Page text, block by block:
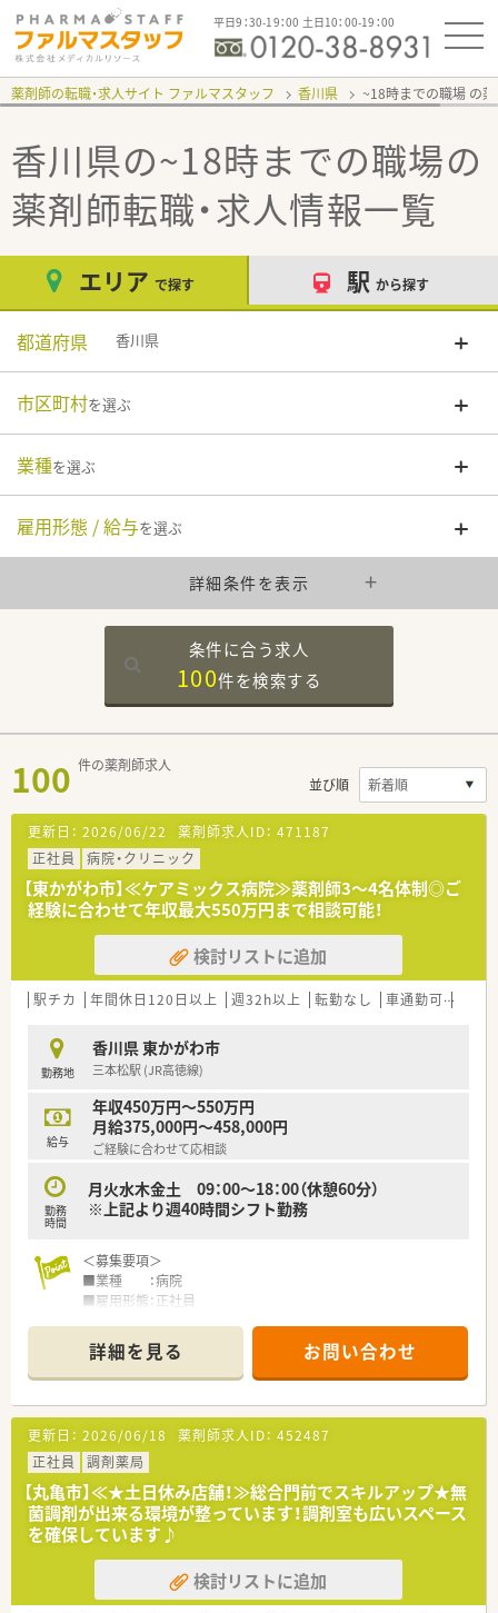
平日9：30-19：00 土日10：00-19：00
薬剤師の転職・求人サイト ファルマスタッフ 香川県 ~18時までの職場
香川県の~18時までの職場の
薬剤師転職・求人情報一覧
エリア で探す 駅 から探す
都道府県 香川県
市区町村を選ぶ
業種を選ぶ
雇用形態 / 給与を選ぶ
詳細条件を表示
条件に合う求人
100件を検索する
100 件の薬剤師求人
並び順
更新日： 2026/06/22 薬剤師求人ID： 471187
正社員
病院・クリニック
【東かがわ市】≪ケアミックス病院≫薬剤師3～4名体制◎ご
経験に合わせて年収最大550万円まで相談可能！
検討リストに追加
駅チカ 年間休日120日以上 週32h以上 転勤なし 車通勤可
勤務地
香川県 東かがわ市
三本松駅 (JR高徳線)
給与
年収450万円～550万円
月給375,000円～458,000円
ご経験に合わせて応相談
勤務
時間
月火水木金土 09：00～18：00（休憩60分）
※上記より週40時間シフト勤務
＜募集要項＞
■業種 ：病院
■雇用形態：正社員
■資格 ：薬剤師免許をお持ちの方
■給与 ：450万円～550万円
■勤務時間：
月火水木金土 09：00～18：00（休憩60分）
※上記より週40時間シフト勤務
■休日 ：日・祝
＜こんな病院です＞
■開院50年以上のケアミックス病院です。
■薬剤師3～4名体制です。
■育休の取得実績もある病院です。
■託児所もございますので、ママさん薬剤師もご相談ください。
■三本松駅から徒歩5分にございますので、通勤も便利です。
もちろんお車通勤も可能で、駐車場のご準備もございます。
詳細を見る お問い合わせ
更新日： 2026/06/18 薬剤師求人ID： 452487
正社員
調剤薬局
【丸亀市】≪★土日休み店舗！≫総合門前でスキルアップ★無
菌調剤が出来る環境が整っています！調剤室も広いスペース
を確保しています♪
検討リストに追加